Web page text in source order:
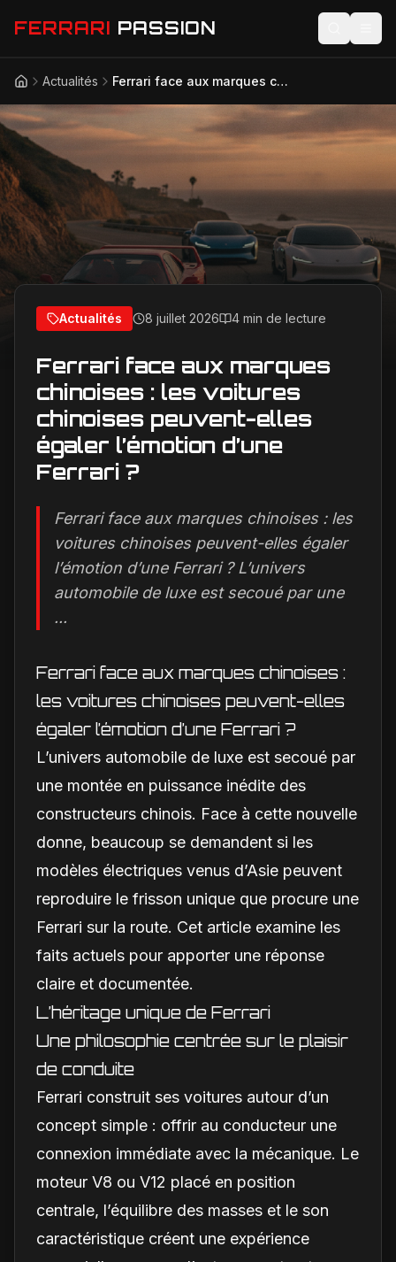
FERRARI PASSION
Actualités
Modèles
Compétition
Technologie
Lifestyle
AccueilActualités Ferrari face aux marques chinoises : les voitures chinoises peuvent-elles égaler l’émotion d’une Ferrari ?
Actualités 8 juillet 2026 4 min de lecture
Ferrari face aux marques
chinoises : les voitures
chinoises peuvent-elles
égaler l’émotion d’une
Ferrari ?
Ferrari face aux marques chinoises : les
voitures chinoises peuvent-elles égaler
l’émotion d’une Ferrari ? L’univers
automobile de luxe est secoué par une
...
Ferrari face aux marques chinoises :
les voitures chinoises peuvent-elles
égaler l’émotion d’une Ferrari ?
L’univers automobile de luxe est secoué par
une montée en puissance inédite des
constructeurs chinois. Face à cette nouvelle
donne, beaucoup se demandent si les
modèles électriques venus d’Asie peuvent
reproduire le frisson unique que procure une
Ferrari sur la route. Cet article examine les
faits actuels pour apporter une réponse
claire et documentée.
L’héritage unique de Ferrari
Une philosophie centrée sur le plaisir
de conduite
Ferrari construit ses voitures autour d’un
concept simple : offrir au conducteur une
connexion immédiate avec la mécanique. Le
moteur V8 ou V12 placé en position
centrale, l’équilibre des masses et le son
caractéristique créent une expérience